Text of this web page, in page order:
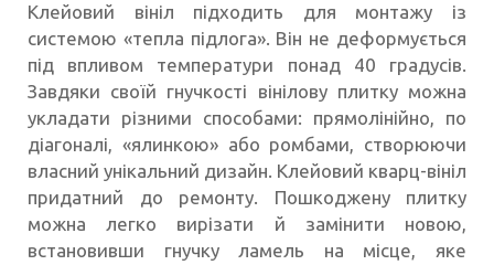
Клейовий вініл підходить для монтажу із
системою «тепла підлога». Він не деформується
під впливом температури понад 40 градусів.
Завдяки своїй гнучкості вінілову плитку можна
укладати різними способами: прямолінійно, по
діагоналі, «ялинкою» або ромбами, створюючи
власний унікальний дизайн. Клейовий кварц-вініл
придатний до ремонту. Пошкоджену плитку
можна легко вирізати й замінити новою,
встановивши гнучку ламель на місце, яке